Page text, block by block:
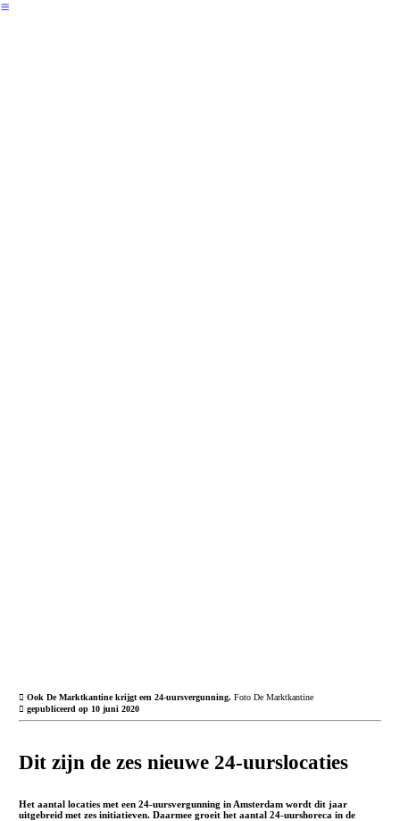
︎
︎ Ook De Marktkantine krijgt een 24-uursvergunning. Foto De Marktkantine
︎ gepubliceerd op 10 juni 2020
Dit zijn de zes nieuwe 24-uurslocaties
Het aantal locaties met een 24-uursvergunning in Amsterdam wordt dit jaar
uitgebreid met zes initiatieven. Daarmee groeit het aantal 24-uurshoreca in de